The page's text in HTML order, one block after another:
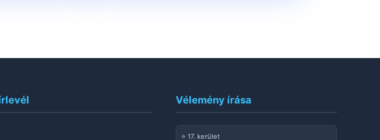
Vélemény írása
⭐ 17. kerület